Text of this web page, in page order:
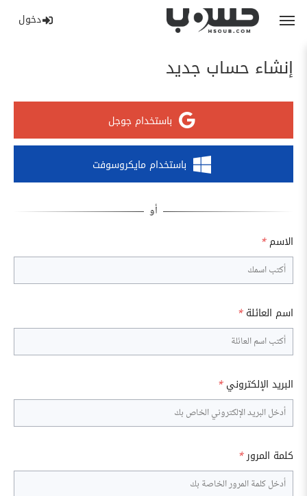
دخول
إنشاء حساب جديد
باستخدام جوجل
باستخدام مايكروسوفت
الاسم *
اسم العائلة *
البريد الإلكتروني *
كلمة المرور*